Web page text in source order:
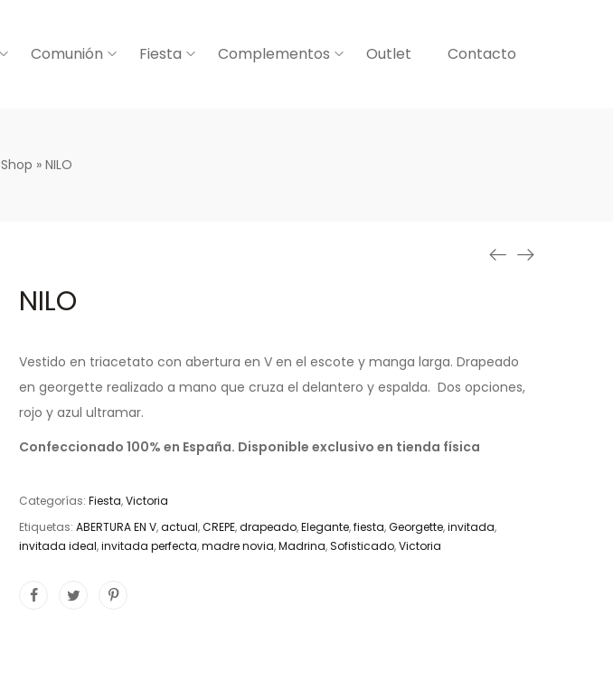
Comunión Fiesta Complementos Outlet Contacto
Shop » NILO
NILO
Vestido en triacetato con abertura en V en el escote y manga larga. Drapeado
en georgette realizado a mano que cruza el delantero y espalda. Dos opciones,
rojo y azul ultramar.
Confeccionado 100% en España. Disponible exclusivo en tienda física
Categorías: Fiesta,Victoria
Etiquetas: ABERTURA EN V,actual,CREPE,drapeado,Elegante,fiesta,Georgette,invitada,
invitada ideal,invitada perfecta,madre novia,Madrina,Sofisticado,Victoria